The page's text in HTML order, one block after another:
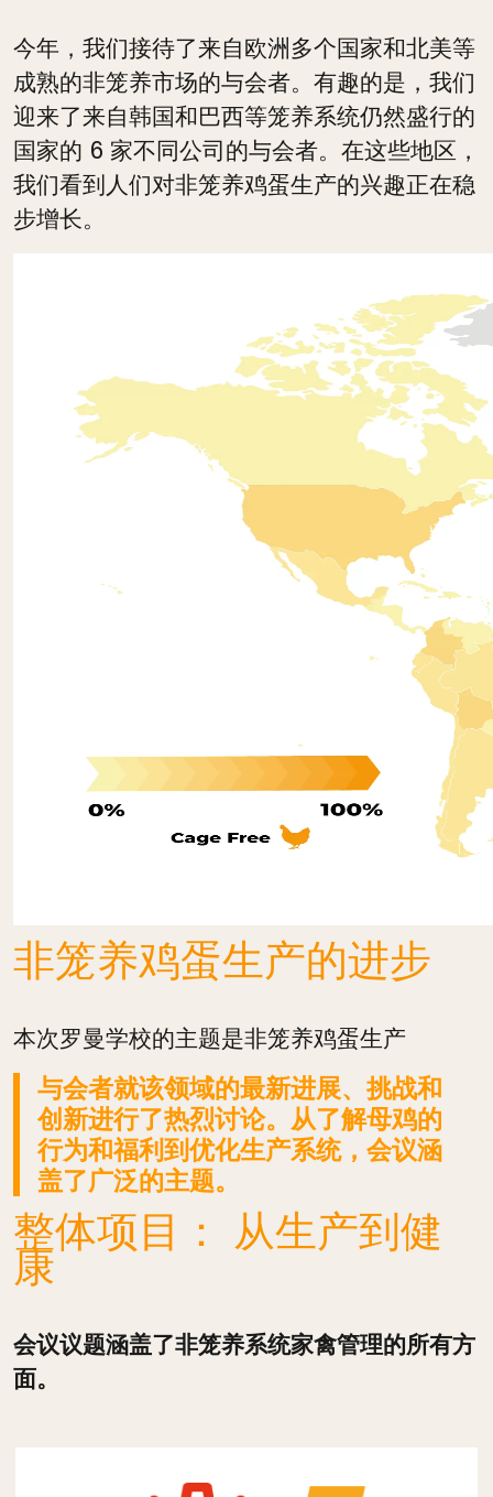
今年，我们接待了来自欧洲多个国家和北美等
成熟的非笼养市场的与会者。有趣的是，我们
迎来了来自韩国和巴西等笼养系统仍然盛行的
国家的 6 家不同公司的与会者。在这些地区，
我们看到人们对非笼养鸡蛋生产的兴趣正在稳
步增长。
非笼养鸡蛋生产的进步
本次罗曼学校的主题是非笼养鸡蛋生产
与会者就该领域的最新进展、挑战和
创新进行了热烈讨论。从了解母鸡的
行为和福利到优化生产系统，会议涵
盖了广泛的主题。
整体项目： 从生产到健
康
会议议题涵盖了非笼养系统家禽管理的所有方
面。